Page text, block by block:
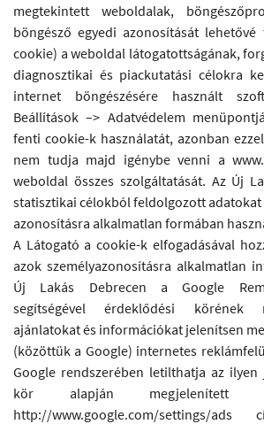
megtekintett weboldalak,
böngésző egyedi azonosítását
cookie) a weboldal látogatottságának,
diagnosztikai és piackutatási célokra
internet böngészésére használt
Beállítások –> Adatvédelem
fenti cookie-k használatát, azonban
nem tudja majd igénybe venni a
weboldal összes szolgáltatását. Az Új
statisztikai célokból feldolgozott adatokat
azonosításra alkalmatlan formában
A Látogató a cookie-k elfogadásával
azok személyazonosításra alkalmatlan
Új Lakás Debrecen a Google
segítségével érdeklődési körének
ajánlatokat és információkat jelenítsen
(közöttük a Google) internetes
Google rendszerében letilthatja az ilyen
kör alapján megjelenített
http://www.google.com/settings/